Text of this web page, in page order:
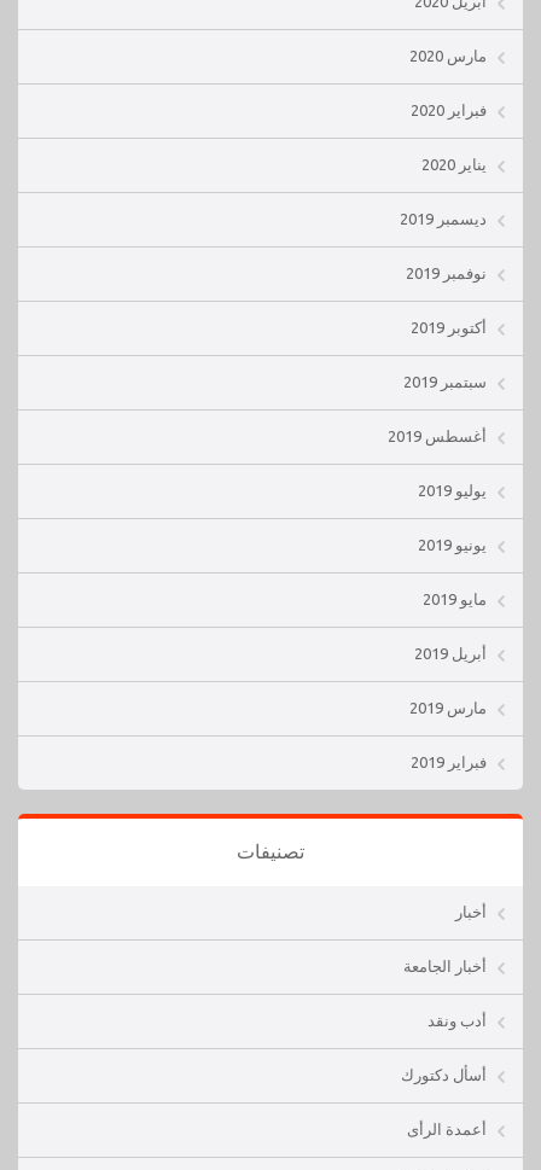
مارس 2020
فبراير 2020
يناير 2020
ديسمبر 2019
نوفمبر 2019
أكتوبر 2019
سبتمبر 2019
أغسطس 2019
يوليو 2019
يونيو 2019
مايو 2019
أبريل 2019
مارس 2019
فبراير 2019
تصنيفات
أخبار
أخبار الجامعة
أدب ونقد
أسأل دكتورك
أعمدة الرأى